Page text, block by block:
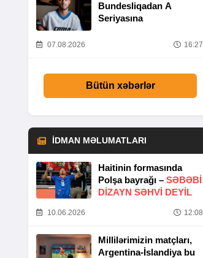
Bundesliqadan A
Seriyasına
07.08.2026 16:27
Bütün xəbərlər
İDMAN MƏLUMATLARI
Haitinin formasında
Polşa bayrağı – SƏBƏBI
DIZAYN SƏHVI DEYIL
10.06.2026 12:08
Millilərimizin matçları,
Argentina-İslandiya bu